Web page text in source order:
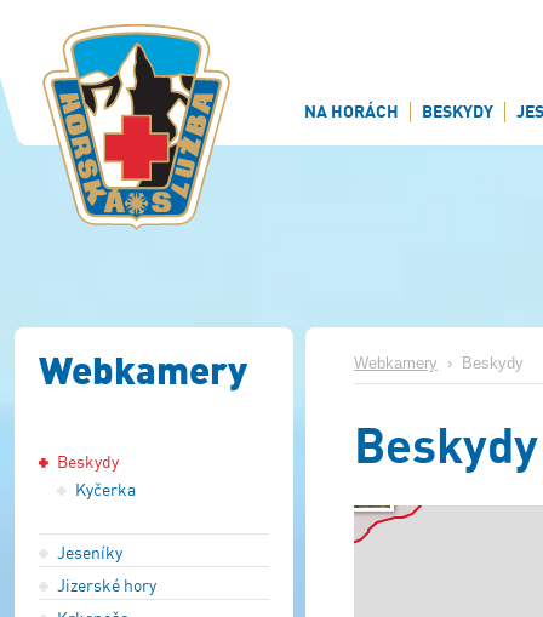
NA HORÁCH BESKYDY
Webkamery
Beskydy
Kyčerka
Jeseníky
Jizerské hory
Webkamery › Beskydy
Beskydy